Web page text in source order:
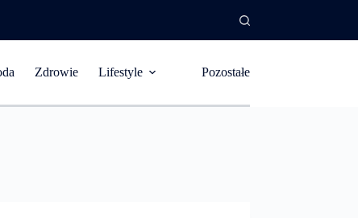
Zdrowie Lifestyle Pozostałe